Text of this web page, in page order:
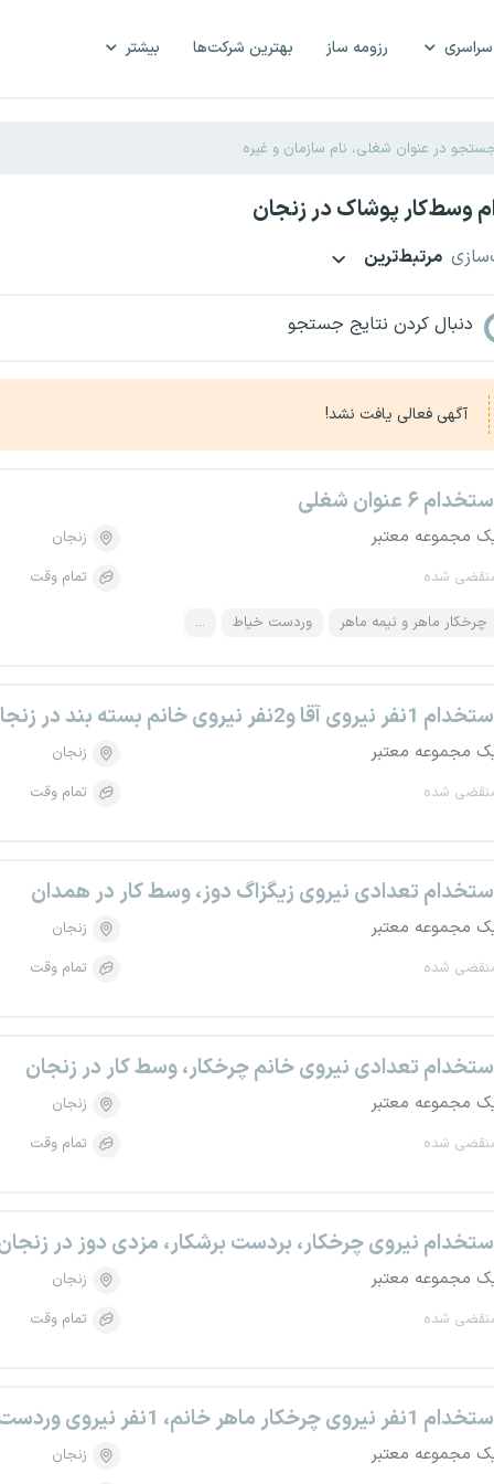
رزومه ساز بهترین شرکت‌ها بیشتر
وسط‌کار پوشاک در زنجان
مرتبط‌ترین
دنبال کردن نتایج جستجو
آگهی فعالی یافت نشد!
۶ عنوان شغلی
مجموعه معتبر
شده
زنجان
تمام وقت
چرخکار ماهر و نیمه ماهر وردست خیاط ...
1نفر نیروی آقا و2نفر نیروی خانم بسته بند در زنجان
مجموعه معتبر
شده
زنجان
تمام وقت
تعدادی نیروی زیگزاگ دوز، وسط کار در همدان
مجموعه معتبر
شده
زنجان
تمام وقت
تعدادی نیروی خانم چرخکار، وسط کار در زنجان
مجموعه معتبر
شده
زنجان
تمام وقت
نیروی چرخکار، بردست برشکار، مزدی دوز در
مجموعه معتبر
شده
زنجان
تمام وقت
1نفر نیروی چرخکار ماهر خانم، 1نفر نیروی وردست در زنجان
مجموعه معتبر
زنجان